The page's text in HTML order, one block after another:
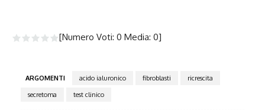
[Numero Voti: 0 Media: 0]
ARGOMENTI acido ialuronico fibroblasti
ricrescita
secretoma
test clinico